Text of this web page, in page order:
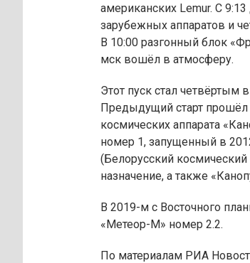
американских Lemur. С
зарубежных аппаратов и
В 10:00 разгонный блок
мск вошёл в атмосферу.
Этот пуск стал четвёртым
Предыдущий старт прошёл
космических аппарата
номер 1, запущенный в
(Белорусский космический
назначение, а также
В 2019-м с Восточного
«Метеор-М» номер 2.2.
По материалам РИА